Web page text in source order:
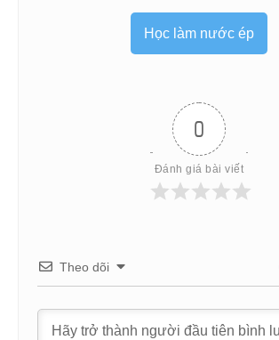
Học làm nước ép
0
Đánh giá bài viết
Theo dõi